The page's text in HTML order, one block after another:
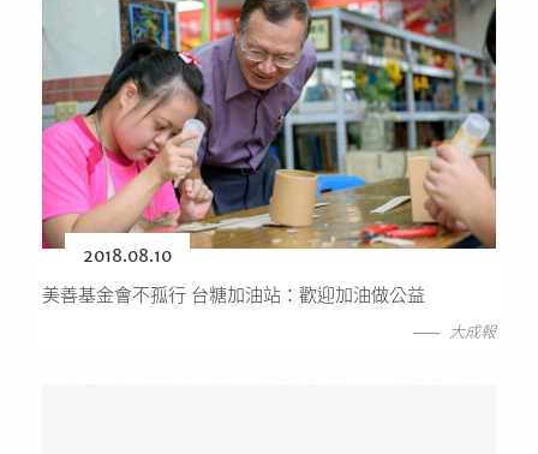
2018.08.10
美善基金會不孤行 台糖加油站：歡迎加油做公益
大成報